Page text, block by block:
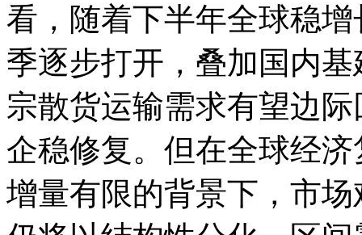
看，随着下半年全球稳
季逐步打开，叠加国内
宗散货运输需求有望边
企稳修复。但在全球经
增量有限的背景下，市